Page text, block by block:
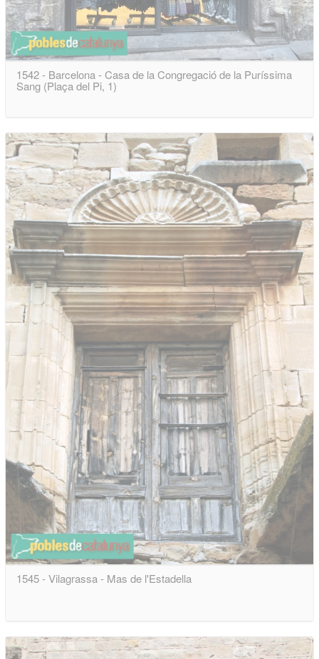
1542 - Barcelona - Casa de la Congregació de la Puríssima
Sang (Plaça del Pi, 1)
1545 - Vilagrassa - Mas de l'Estadella